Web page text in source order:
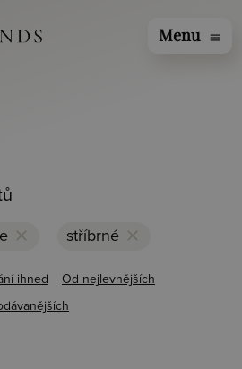
Menu menu
clear stříbrné clear
ihned Od nejlevnějších